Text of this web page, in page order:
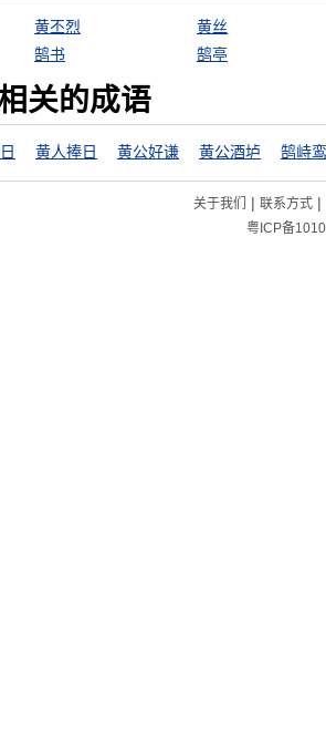
黄丕烈
黄丝
鹄书 鹄亭
关的成语
黄人捧日 黄公好谦 黄公酒垆 鹄峙
关于我们 | 联系方式|
粤ICP备